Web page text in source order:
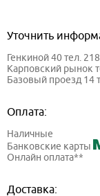
Уточнить
Генкиной 40 тел.
Карповский рынок
Базовый проезд 14
Оплата:
Наличные
Банковские карты
Онлайн оплата**
Доставка: